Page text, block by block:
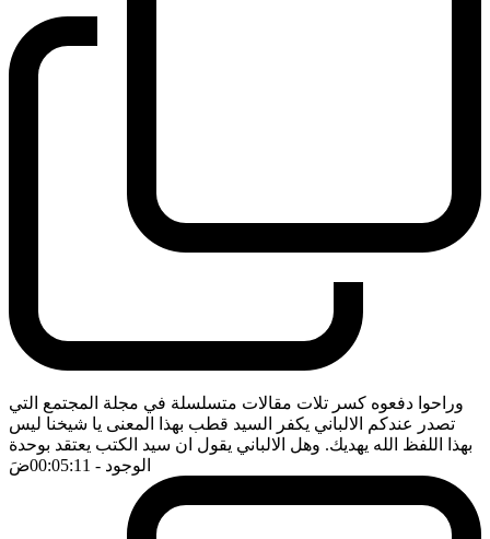
وراحوا دفعوه كسر تلات مقالات متسلسلة في مجلة المجتمع التي
تصدر عندكم الالباني يكفر السيد قطب بهذا المعنى يا شيخنا ليس
بهذا اللفظ الله يهديك. وهل الالباني يقول ان سيد الكتب يعتقد بوحدة
الوجود - 00:05:11 ضَ